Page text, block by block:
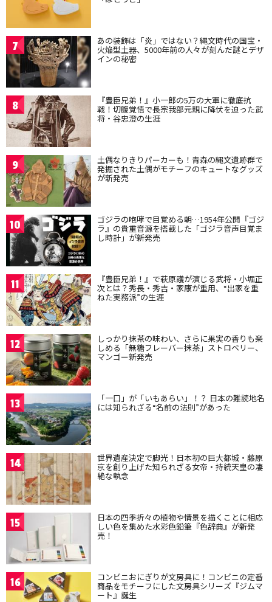
7 あの装飾は「炎」ではない？縄文時代の国宝・
火焔型土器、5000年前の人々が刻んだ謎とデザ
インの秘密
8 『豊臣兄弟！』小一郎の5万の大軍に徹底抗
戦！切腹覚悟で長宗我部元親に降伏を迫った武
将・谷忠澄の生涯
9 土偶なりきりパーカーも！青森の縄文遺跡群で
発掘された土偶がモチーフのキュートなグッズ
が新発売
10 ゴジラの咆哮で目覚める朝…1954年公開『ゴジ
ラ』の貴重音源を搭載した「ゴジラ音声目覚ま
し時計」が新発売
11 『豊臣兄弟！』で萩原護が演じる武将・小堀正
次とは？秀長・秀吉・家康が重用、“出家を重
ねた実務派”の生涯
12 しっかり抹茶の味わい、さらに果実の香りも楽
しめる「無糖フレーバー抹茶」ストロベリー、
マンゴー新発売
13 「一口」が「いもあらい」！？ 日本の難読地名
には知られざる“名前の法則”があった
14 世界遺産決定で脚光！日本初の巨大都城・藤原
京を創り上げた知られざる女帝・持統天皇の凄
絶な執念
15 日本の四季折々の植物や情景を描くことに相応
しい色を集めた水彩色鉛筆『色辞典』が新発
売！
16 コンビニおにぎりが文房具に！コンビニの定番
商品をモチーフにした文房具シリーズ『ジムマ
ート』誕生